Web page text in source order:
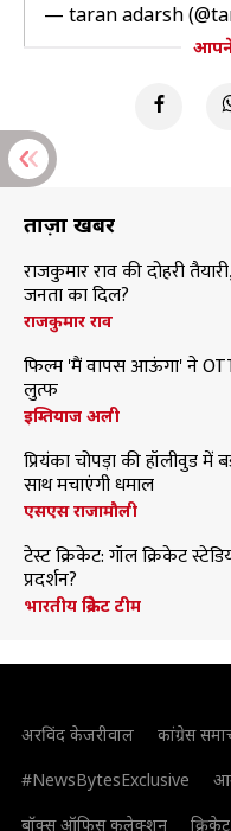
— taran adarsh
आपने
ताज़ा खबरें
राजकुमार राव की दोहरी
जनता का दिल?
राजकुमार राव
फिल्म 'मैं वापस आऊंगा' ने
लुत्फ
इम्तियाज अली
प्रियंका चोपड़ा की हॉलीवुड
साथ मचाएंगी धमाल
एसएस राजामौली
टेस्ट क्रिकेट: गॉल क्रिकेट
प्रदर्शन?
भारतीय क्रिकेट टीम
अरविंद केजरीवाल कांग्रेस
#NewsBytesExclusive
बॉक्स ऑफिस कलेक्शन